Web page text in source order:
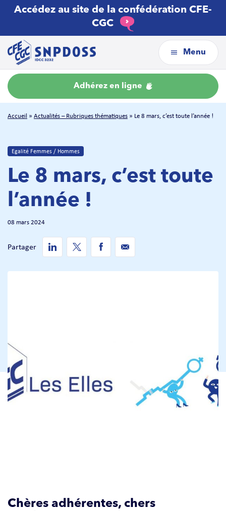
Accédez au site de la confédération CFE-
CGC
Menu
Adhérez en ligne
Accueil » Actualités – Rubriques thématiques » Le 8 mars, c’est toute l’année !
Egalité Femmes / Hommes
Le 8 mars, c’est toute
l’année !
08 mars 2024
Partager
Chères adhérentes, chers